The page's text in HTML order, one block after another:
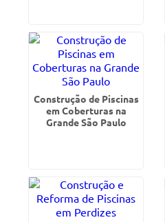
Construção de Piscinas
em Coberturas na
Grande São Paulo